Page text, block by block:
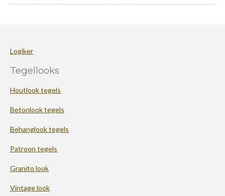
Logiker
Tegellooks
Houtlook tegels
Betonlook tegels
Behanglook tegels
Patroon tegels
Granito look
Vintage look